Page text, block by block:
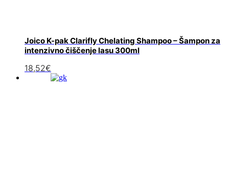
Joico K-pak Clarifly Chelating Shampoo – Šampon za
intenzivno čiščenje lasu 300ml
18,52€